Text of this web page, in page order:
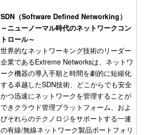
SDN（Software Defined Networking）
～ニューノーマル時代のネットワークコン
トロール～
世界的なネットワーキング技術のリーダー
企業であるExtreme Networksは、ネットワ
ーク機器の導入手順と時間を劇的に短縮化
する卓越したSDN技術、どこからでも安全
かつ迅速にネットワークを管理することが
できクラウド管理プラットフォーム、およ
びそれらのテクノロジをサポートする一連
の有線/無線ネットワーク製品ポートフォリ